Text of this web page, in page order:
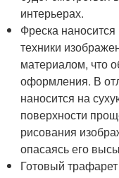
интерьерах.
Фреска
техники
материалом, что
оформления. В
наносится на
поверхности
рисования
опасаясь его
Готовый